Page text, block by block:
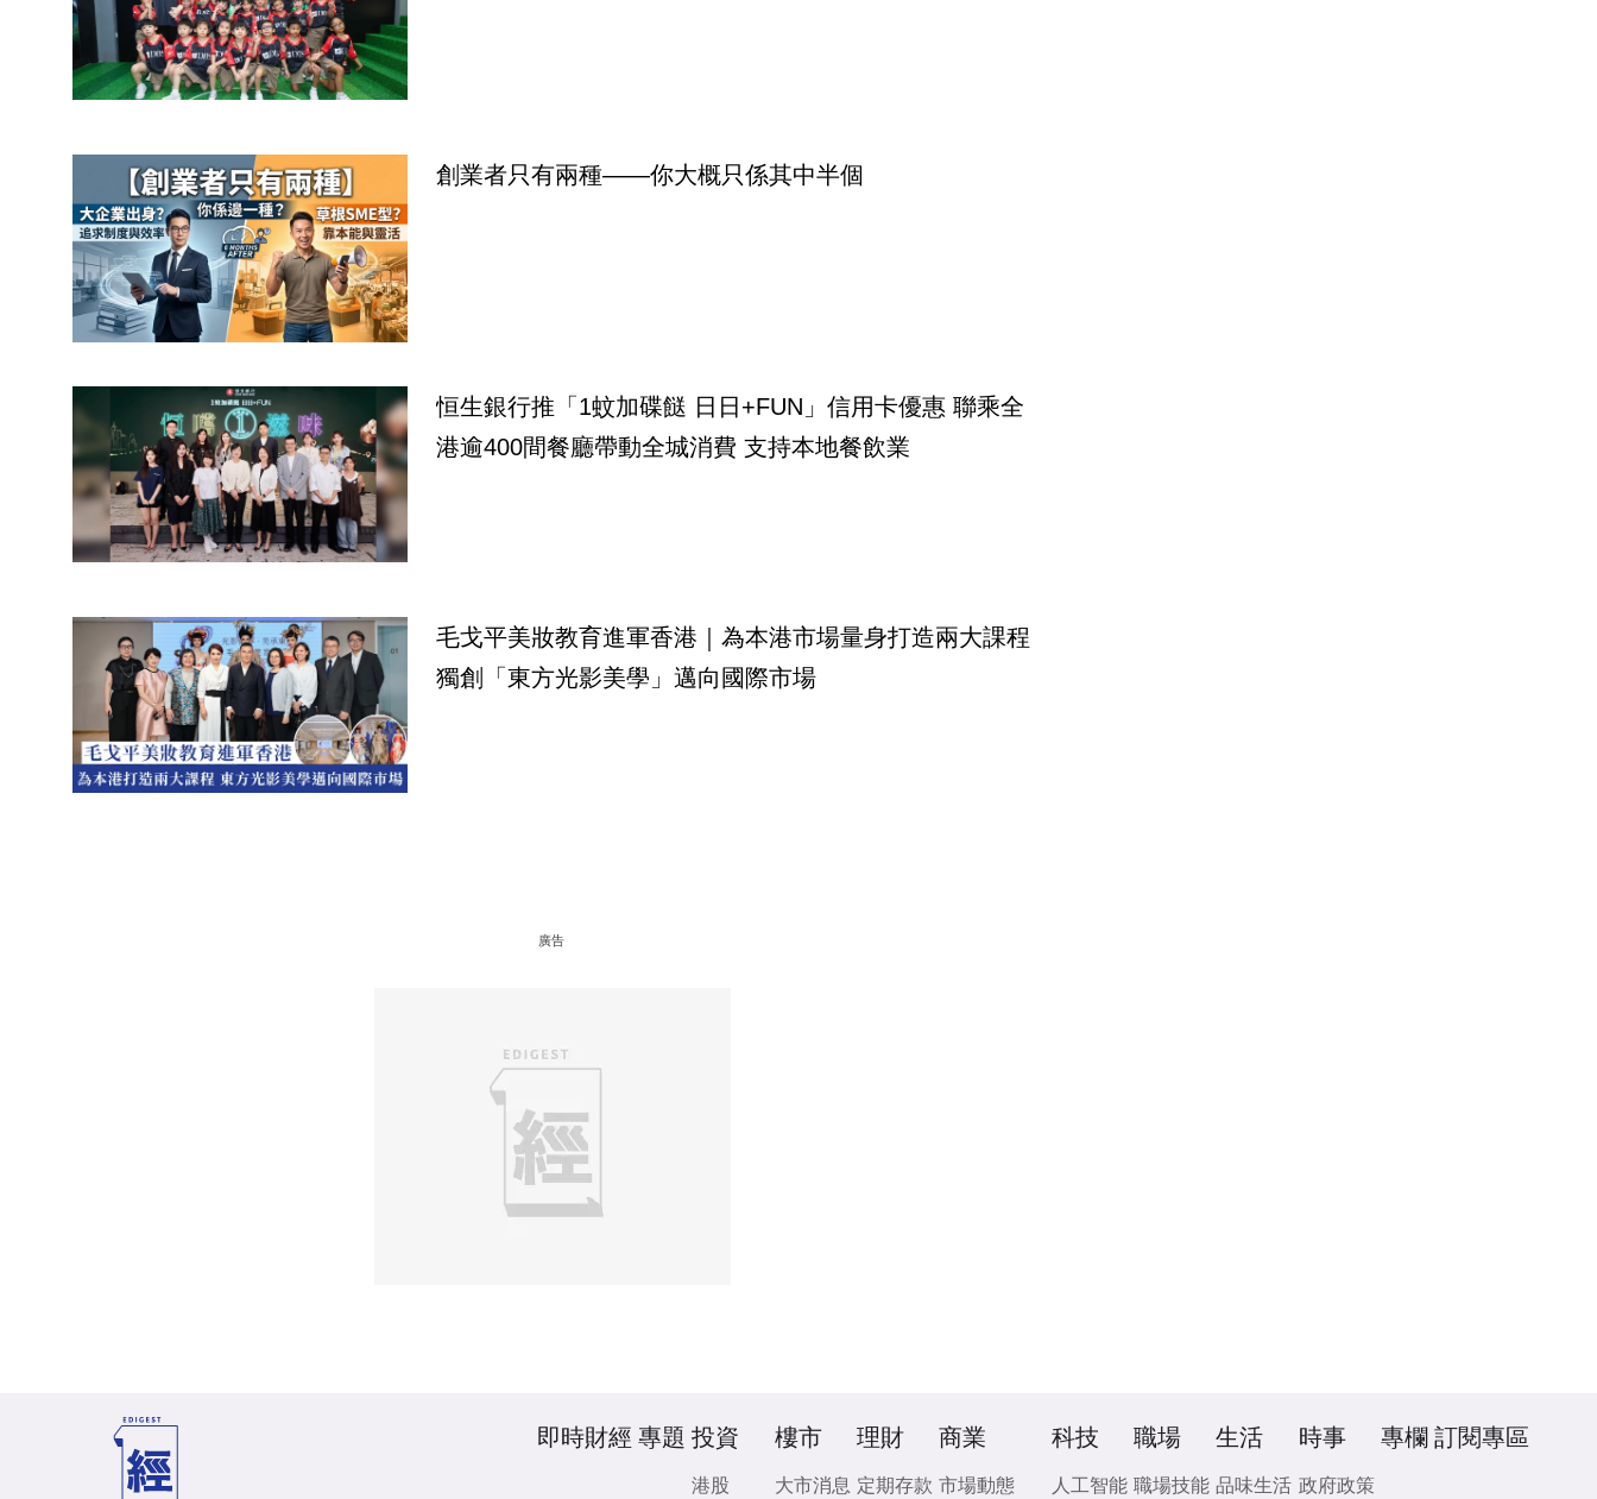
創業者只有兩種——你大概只係其中半個
恒生銀行推「1蚊加碟餸 日日+FUN」信用卡優惠 聯乘全
港逾400間餐廳帶動全城消費 支持本地餐飲業
毛戈平美妝教育進軍香港｜為本港市場量身打造兩大課程
獨創「東方光影美學」邁向國際市場
廣告
即時財經 專題 投資
港股
樓市
大市消息
理財
定期存款
商業
市場動態
科技
人工智能
職場
職場技能
生活
品味生活
時事
政府政策
專欄 訂閱專區